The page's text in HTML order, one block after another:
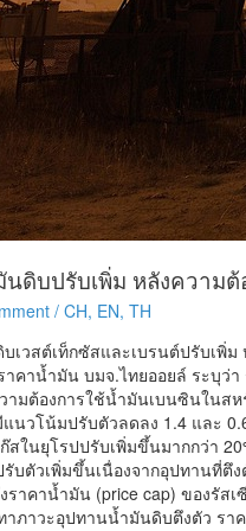
ดิบปรับเพิ่ม หลังความต้
/CH, EN,TH
เวสต์เท็กซัสและเบรนต์ปรับเพิ่
คาน้ำมัน บมจ.ไทยออยล์ ระบุว่
ามต้องการใช้น้ำมันเบนซินใน
นวโน้มปรับตัวลดลง 1.4 และ
สในยุโรปปรับเพิ่มขึ้นมากกว่า
บตัวเพิ่มขึ้นเนื่องจากอุปทานที่ตึ
ราคาน้ำมัน (price cap) ของรั
ทาภาวะอุปทานน้ำมันดิบตึงตัว ร